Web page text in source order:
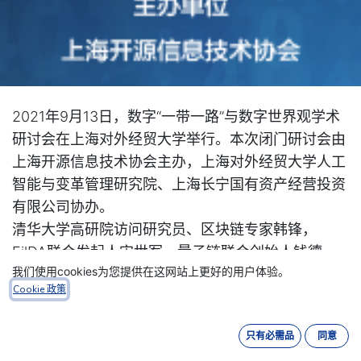
2021年9月13日，数字“一带一路”与数字世界观学术
研讨会在上海对外经贸大学举行。本次闭门研讨会由
上海开源信息技术协会主办，上海对外经贸大学人工
智能与变革管理研究院、上海长宁国有资产经营投资
有限公司协办。
清华大学高研院访问研究员、区块链专家韩锋，
FilDA联合发起人宋世军，量子链联合创始人钱德
君，中数数字资产研究院院长叶军，腾讯区块链业务
法律顾问张烽，人工智能与变革管理研究院院长齐佳
伟等专家学者出席本次会议，横琴数字资产研究院首
我们使用cookies为您提供在这网站上更好的用户体验。
Cookie 政策
只有必需品 同意